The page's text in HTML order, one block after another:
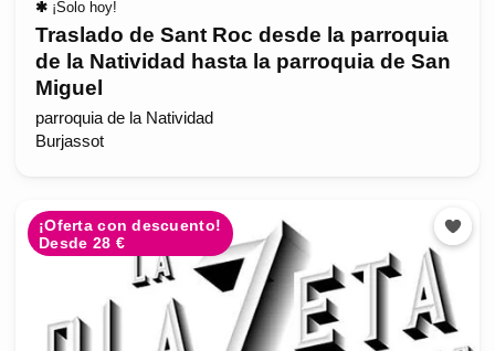
✱ ¡Solo hoy!
Traslado de Sant Roc desde la parroquia
de la Natividad hasta la parroquia de San
Miguel
parroquia de la Natividad
Burjassot
¡Oferta con descuento!
Desde 28 €